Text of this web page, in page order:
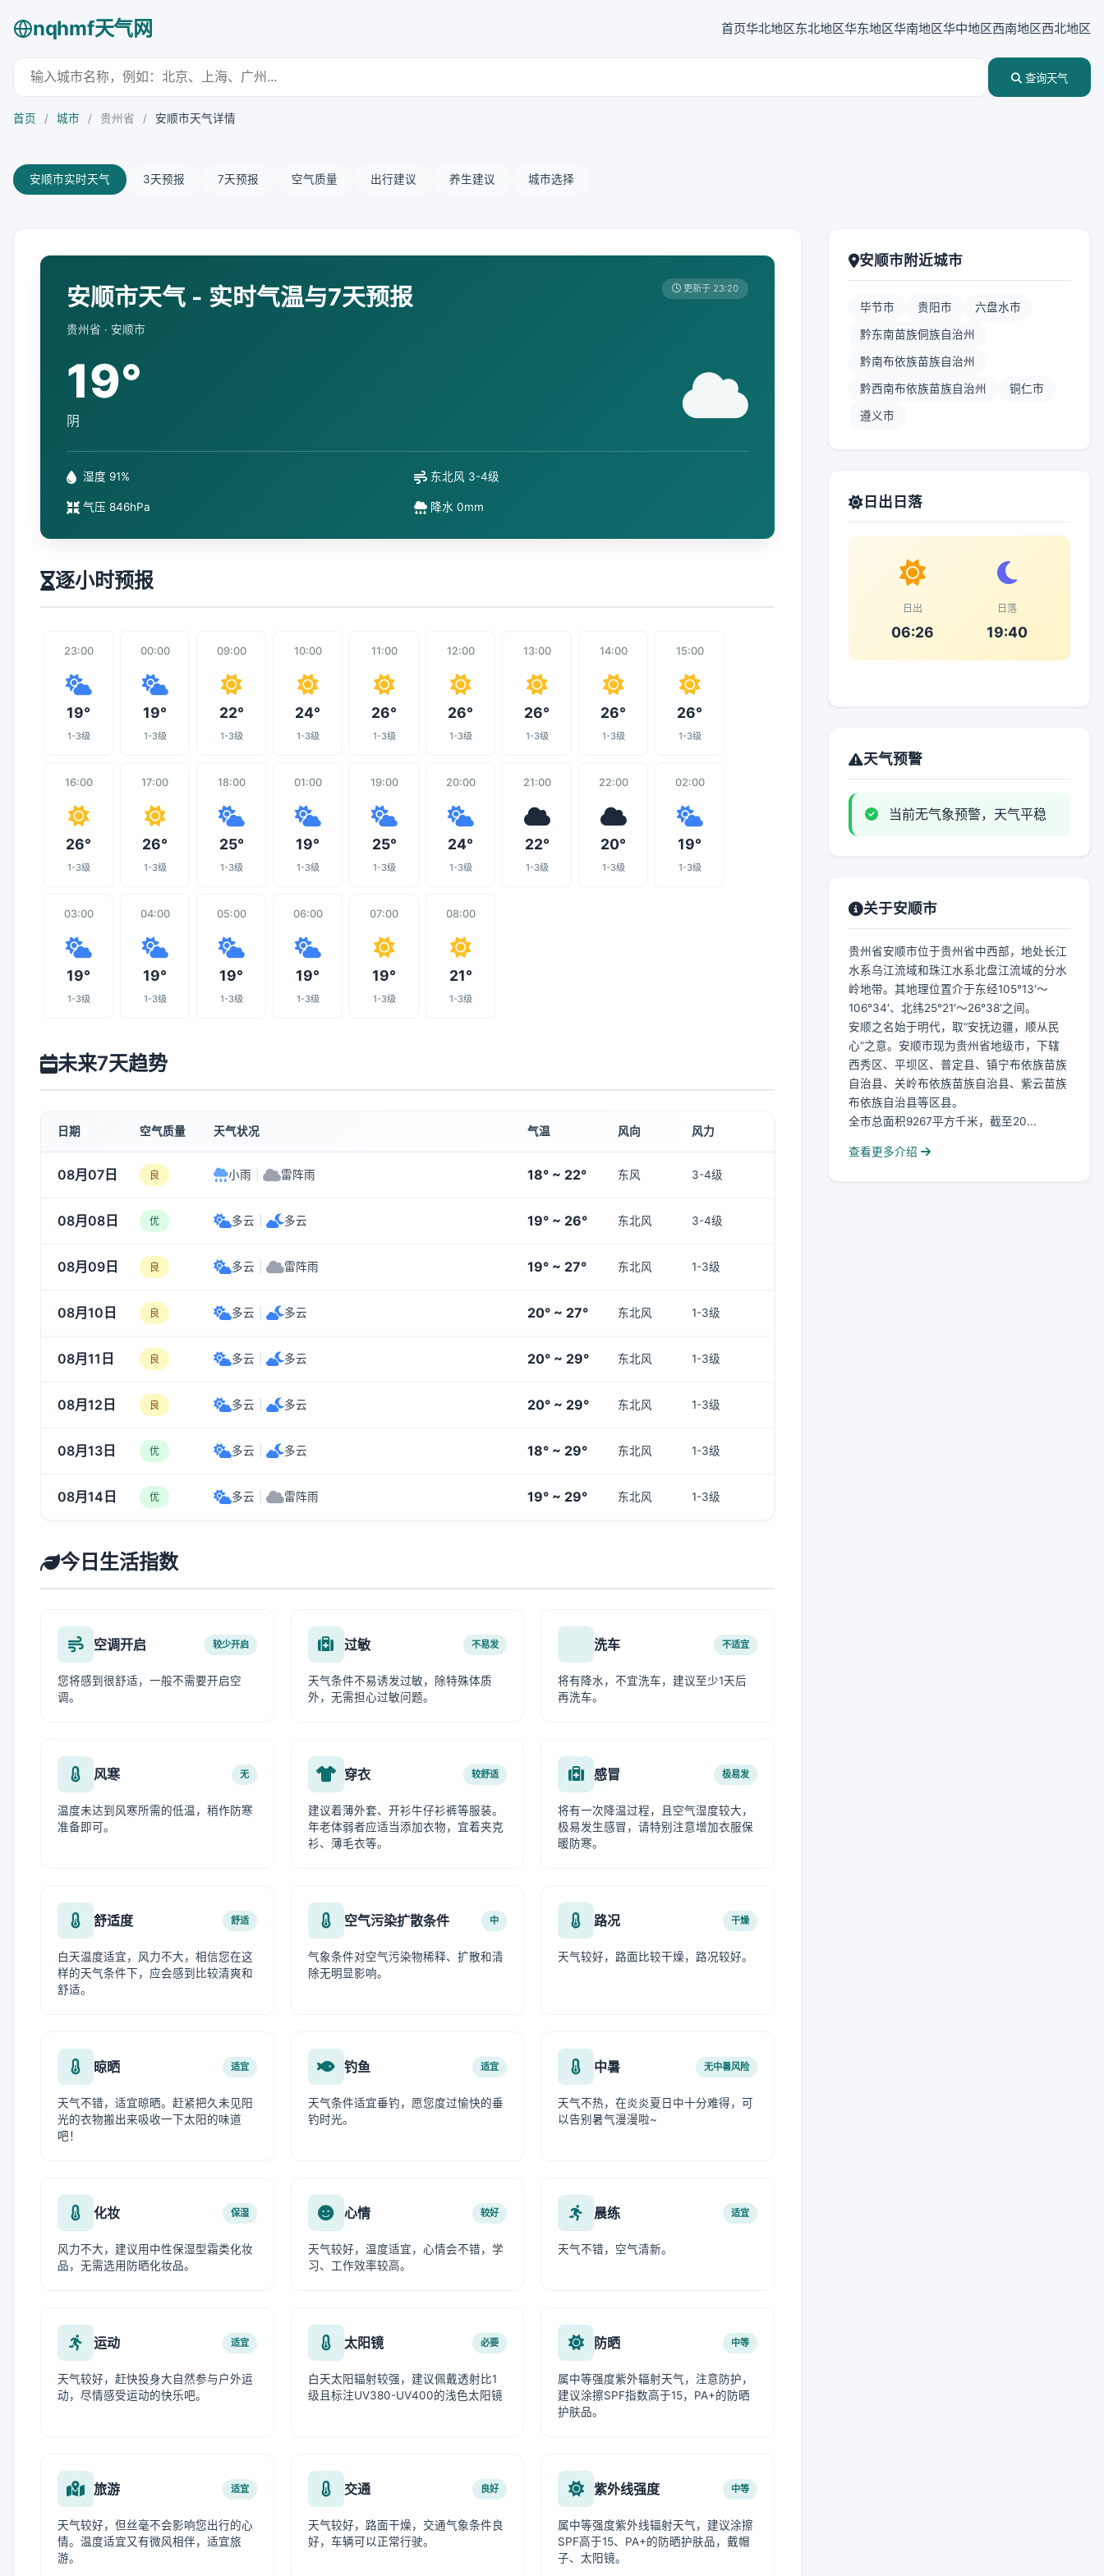
nqhmf天气网 首页华北地区东北地区华东地区华南地区华中地区西南地区西北地区
查询天气
首页 / 城市 / 贵州省 / 安顺市天气详情
安顺市实时天气 3天预报 7天预报 空气质量 出行建议 养生建议 城市选择
安顺市天气 - 实时气温与7天预报
贵州省 · 安顺市
更新于 23:20
19°
阴
湿度 91% 东北风 3-4级
气压 846hPa 降水 0mm
逐小时预报
23:00
19°
1-3级
00:00
19°
1-3级
09:00
22°
1-3级
10:00
24°
1-3级
11:00
26°
1-3级
12:00
26°
1-3级
13:00
26°
1-3级
14:00
26°
1-3级
15:00
26°
1-3级
16:00
26°
1-3级
17:00
26°
1-3级
18:00
25°
1-3级
01:00
19°
1-3级
19:00
25°
1-3级
20:00
24°
1-3级
21:00
22°
1-3级
22:00
20°
1-3级
02:00
19°
1-3级
03:00
19°
1-3级
04:00
19°
1-3级
05:00
19°
1-3级
06:00
19°
1-3级
07:00
19°
1-3级
08:00
21°
1-3级
未来7天趋势
日期 空气质量 天气状况 气温 风向 风力
08月07日 良 小雨 雷阵雨 18° ~ 22° 东风 3-4级
08月08日 优 多云 多云 19° ~ 26° 东北风 3-4级
08月09日 良 多云 雷阵雨 19° ~ 27° 东北风 1-3级
08月10日 良 多云 多云 20° ~ 27° 东北风 1-3级
08月11日 良 多云 多云 20° ~ 29° 东北风 1-3级
08月12日 良 多云 多云 20° ~ 29° 东北风 1-3级
08月13日 优 多云 多云 18° ~ 29° 东北风 1-3级
08月14日 优 多云 雷阵雨 19° ~ 29° 东北风 1-3级
今日生活指数
空调开启 较少开启
您将感到很舒适，一般不需要开启空
调。
过敏 不易发
天气条件不易诱发过敏，除特殊体质
外，无需担心过敏问题。
洗车 不适宜
将有降水，不宜洗车，建议至少1天后
再洗车。
风寒 无
温度未达到风寒所需的低温，稍作防寒
准备即可。
穿衣 较舒适
建议着薄外套、开衫牛仔衫裤等服装。
年老体弱者应适当添加衣物，宜着夹克
衫、薄毛衣等。
感冒 极易发
将有一次降温过程，且空气湿度较大，
极易发生感冒，请特别注意增加衣服保
暖防寒。
舒适度 舒适
白天温度适宜，风力不大，相信您在这
样的天气条件下，应会感到比较清爽和
舒适。
空气污染扩散条件 中
气象条件对空气污染物稀释、扩散和清
除无明显影响。
路况 干燥
天气较好，路面比较干燥，路况较好。
晾晒 适宜
天气不错，适宜晾晒。赶紧把久未见阳
光的衣物搬出来吸收一下太阳的味道
吧！
钓鱼 适宜
天气条件适宜垂钓，愿您度过愉快的垂
钓时光。
中暑 无中暑风险
天气不热，在炎炎夏日中十分难得，可
以告别暑气漫漫啦~
化妆 保湿
风力不大，建议用中性保湿型霜类化妆
品，无需选用防晒化妆品。
心情 较好
天气较好，温度适宜，心情会不错，学
习、工作效率较高。
晨练 适宜
天气不错，空气清新。
运动 适宜
天气较好，赶快投身大自然参与户外运
动，尽情感受运动的快乐吧。
太阳镜 必要
白天太阳辐射较强，建议佩戴透射比1
级且标注UV380-UV400的浅色太阳镜
防晒 中等
属中等强度紫外辐射天气，注意防护，
建议涂擦SPF指数高于15，PA+的防晒
护肤品。
旅游 适宜
天气较好，但丝毫不会影响您出行的心
情。温度适宜又有微风相伴，适宜旅
游。
交通 良好
天气较好，路面干燥，交通气象条件良
好，车辆可以正常行驶。
紫外线强度 中等
属中等强度紫外线辐射天气，建议涂擦
SPF高于15、PA+的防晒护肤品，戴帽
子、太阳镜。
安顺市附近城市
毕节市 贵阳市 六盘水市
黔东南苗族侗族自治州
黔南布依族苗族自治州
黔西南布依族苗族自治州 铜仁市
遵义市
日出日落
日出
06:26
日落
19:40
天气预警
当前无气象预警，天气平稳
关于安顺市
贵州省安顺市位于贵州省中西部，地处长江
水系乌江流域和珠江水系北盘江流域的分水
岭地带。其地理位置介于东经105°13′～
106°34′、北纬25°21′～26°38′之间。
安顺之名始于明代，取“安抚边疆，顺从民
心”之意。安顺市现为贵州省地级市，下辖
西秀区、平坝区、普定县、镇宁布依族苗族
自治县、关岭布依族苗族自治县、紫云苗族
布依族自治县等区县。
全市总面积9267平方千米，截至20...
查看更多介绍